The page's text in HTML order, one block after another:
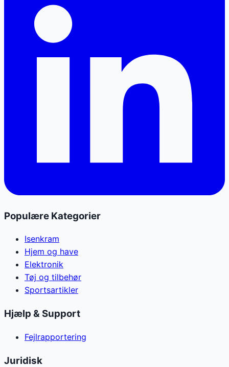
Populære Kategorier
Isenkram
Hjem og have
Elektronik
Tøj og tilbehør
Sportsartikler
Hjælp & Support
Fejlrapportering
Juridisk